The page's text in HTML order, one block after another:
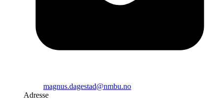
magnus.dagestad@nmbu.no
Adresse